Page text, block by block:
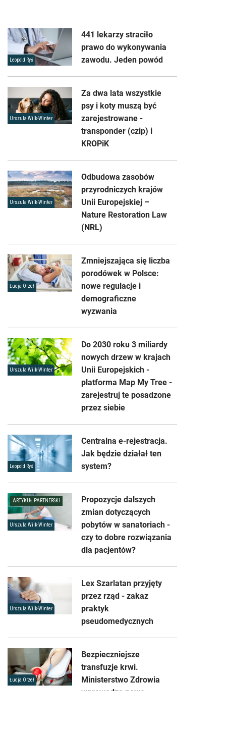
Leopold Ryś
441 lekarzy straciło
prawo do wykonywania
zawodu. Jeden powód
Urszula Wilk-Winter
Za dwa lata wszystkie
psy i koty muszą być
zarejestrowane -
transponder (czip) i
KROPiK
Urszula Wilk-Winter
Odbudowa zasobów
przyrodniczych krajów
Unii Europejskiej –
Nature Restoration Law
(NRL)
Łucja Orzeł
Zmniejszająca się liczba
porodówek w Polsce:
nowe regulacje i
demograficzne
wyzwania
Urszula Wilk-Winter
Do 2030 roku 3 miliardy
nowych drzew w krajach
Unii Europejskich -
platforma Map My Tree -
zarejestruj te posadzone
przez siebie
Leopold Ryś
Centralna e-rejestracja.
Jak będzie działał ten
system?
ARTYKUŁ PARTNERSKI
Urszula Wilk-Winter
Propozycje dalszych
zmian dotyczących
pobytów w sanatoriach -
czy to dobre rozwiązania
dla pacjentów?
Urszula Wilk-Winter
Lex Szarlatan przyjęty
przez rząd - zakaz
praktyk
pseudomedycznych
Łucja Orzeł
Bezpieczniejsze
transfuzje krwi.
Ministerstwo Zdrowia
wprowadza nowe